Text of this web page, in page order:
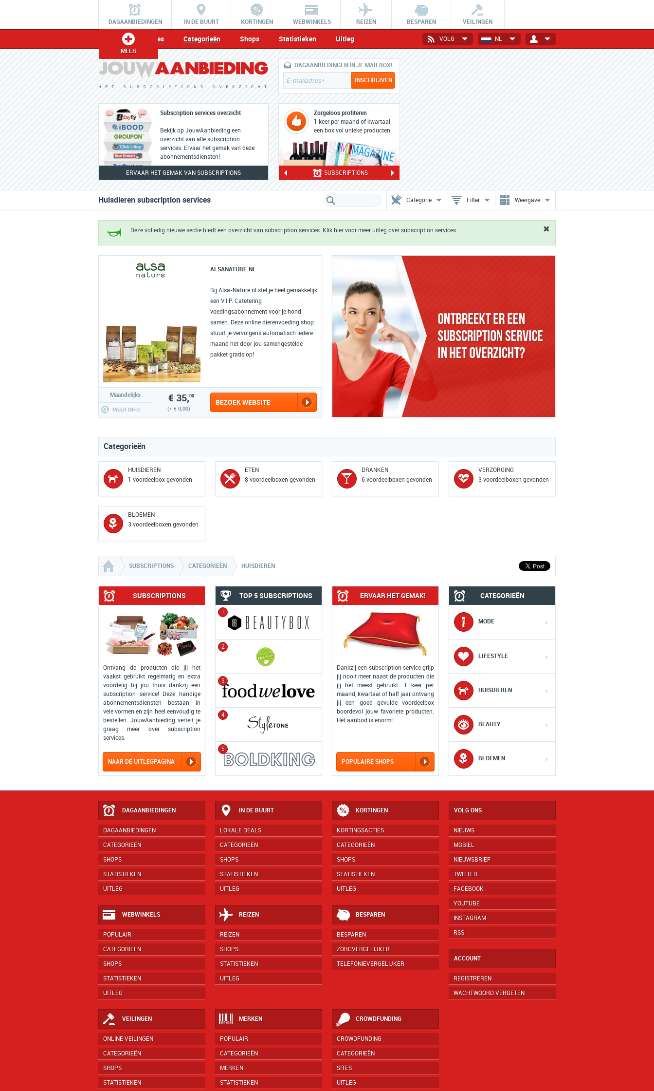
DAGAANBIEDINGEN IN DE BUURT KORTINGEN WEBWINKELS REIZEN BESPAREN VEILINGEN
MEER
Subscription services Categorieën Shops Statistieken Uitleg NL
VOLG
Subscription services overzicht
Bekijk op JouwAanbieding een
overzicht van alle subscription
services. Ervaar het gemak van deze
abonnementsdiensten!
ERVAAR HET GEMAK VAN SUBSCRIPTIONS
DAGAANBIEDINGEN IN JE MAILBOX!
Zorgeloos profiteren
1 keer per maand of kwartaal
een box vol unieke producten.
SUBSCRIPTIONS
Huisdieren subscription services Categorie Filter Weergave
Deze volledig nieuwe sectie biedt een overzicht van subscription services. Klik hiervoor meer uitleg over subscription services.
ALSANATURE.NL
Bij Alsa-Nature.nl stel je heel gemakkelijk
een V.I.P. Catetering
voedingsabonnement voor je hond
samen. Deze online dierenvoeding shop
stuurt je vervolgens automatisch iedere
maand het door jou samengestelde
pakket gratis op!
Maandelijks
MEER INFO
€ 35,00
(+ € 0,00)
BEZOEK WEBSITE
Categorieën
HUISDIEREN
1 voordeelbox gevonden
ETEN
8 voordeelboxen gevonden
DRANKEN
6 voordeelboxen gevonden
VERZORGING
3 voordeelboxen gevonden
BLOEMEN
3 voordeelboxen gevonden
SUBSCRIPTIONS CATEGORIEËN HUISDIEREN
SUBSCRIPTIONS
Ontvang de producten die jij het
vaakst gebruikt regelmatig en extra
voordelig bij jou thuis dankzij een
subscription service! Deze handige
abonnementsdiensten bestaan in
vele vormen en zijn heel eenvoudig te
bestellen. JouwAanbieding vertelt je
graag meer over subscription
services.
NAAR DE UITLEGPAGINA
TOP 5 SUBSCRIPTIONS
1
2
3
4
5
ERVAAR HET GEMAK!
Dankzij een subscription service grijp
jij nooit meer naast de producten die
jij het meest gebruikt. 1 keer per
maand, kwartaal of half jaar ontvang
jij een goed gevulde voordeelbox
boordevol jouw favoriete producten.
Het aanbod is enorm!
POPULAIRE SHOPS
CATEGORIEËN
MODE ›
LIFESTYLE ›
HUISDIEREN ›
BEAUTY ›
BLOEMEN ›
DAGAANBIEDINGEN
DAGAANBIEDINGEN
CATEGORIEËN
SHOPS
STATISTIEKEN
UITLEG
IN DE BUURT
LOKALE DEALS
CATEGORIEËN
SHOPS
STATISTIEKEN
UITLEG
KORTINGEN
KORTINGSACTIES
CATEGORIEËN
SHOPS
STATISTIEKEN
UITLEG
WEBWINKELS
POPULAIR
CATEGORIEËN
SHOPS
STATISTIEKEN
UITLEG
REIZEN
REIZEN
SHOPS
STATISTIEKEN
UITLEG
BESPAREN
BESPAREN
ZORGVERGELIJKER
TELEFONIEVERGELIJKER
VEILINGEN
ONLINE VEILINGEN
CATEGORIEËN
SHOPS
STATISTIEKEN
MERKEN
POPULAIR
CATEGORIEËN
MERKEN
STATISTIEKEN
CROWDFUNDING
CROWDFUNDING
CATEGORIEËN
SITES
UITLEG
VOLG ONS
NIEUWS
MOBIEL
NIEUWSBRIEF
TWITTER
FACEBOOK
YOUTUBE
INSTAGRAM
RSS
ACCOUNT
REGISTREREN
WACHTWOORD VERGETEN